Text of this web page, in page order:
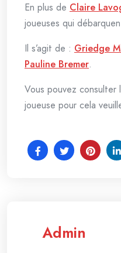
En plus de Claire
joueuses qui
Il s’agit de : Griedge
Pauline Bremer.
Vous pouvez
joueuse pour cela
Admin